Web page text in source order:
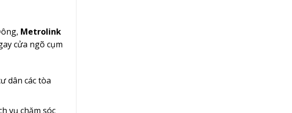
Metrolink
cửa ngõ cụm
dân các tòa
vụ chăm sóc